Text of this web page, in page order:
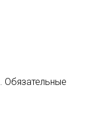
Обязательные